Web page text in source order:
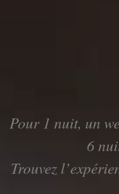
Pour 1 nuit, un
6
Trouvez